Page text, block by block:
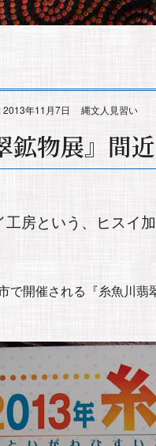
2013年11月7日 縄文人見習い
鉱物展』間近
房という、ヒスイ
で開催される『糸魚川